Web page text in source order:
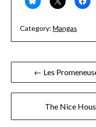
Category: Mangas
Navigation
de
l’article
← Les
The Nice